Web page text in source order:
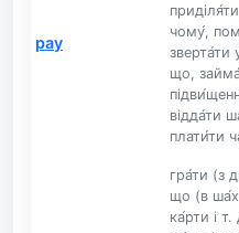
pay
чому́,
зверта́ти
що,
відда́ти
плати́ти
гра́ти (з
що (в
ка́рти і